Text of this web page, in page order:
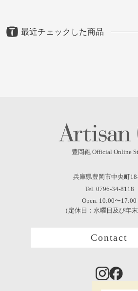
最近チェックした商品
豊岡鞄 Official Online
兵庫県豊岡市中央町
Tel. 0796-34-8118
Open. 10:00〜17:00
（定休日：水曜日及び年末
Contact